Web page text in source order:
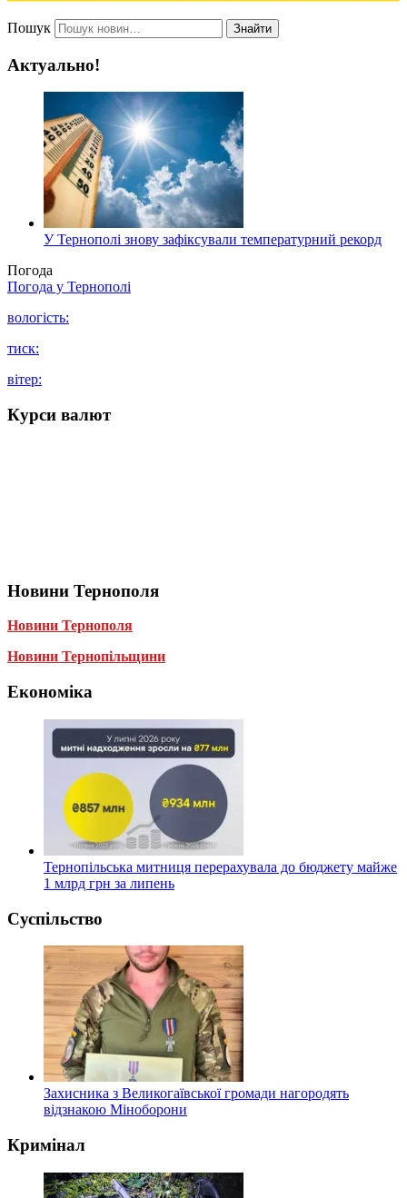
Пошук Знайти
Актуально!
У Тернополі знову зафіксували температурний рекорд
Погода
Погода у Тернополі
вологість:
тиск:
вітер:
Курси валют
Новини Тернополя
Новини Тернополя
Новини Тернопільщини
Економіка
Тернопільська митниця перерахувала до бюджету майже
1 млрд грн за липень
Суспільство
Захисника з Великогаївської громади нагородять
відзнакою Міноборони
Кримінал